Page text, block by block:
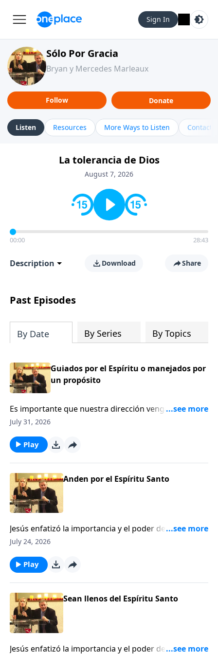
Sign In
Sólo Por Gracia
Bryan y Mercedes Marleaux
Follow Donate
Listen Resources More Ways to Listen Contact
La tolerancia de Dios
August 7, 2026
00:00 28:43
Description Download Share
Past Episodes
By Date By Series By Topics
Guiados por el Espíritu o manejados por
un propósito
Es importante que nuestra dirección venga
primeramente del Espíritu Santo y Él será el que nos
July 31, 2026
Play
Anden por el Espíritu Santo
Jesús enfatizó la importancia y el poder del Espíritu
en la vida del creyente. No solo es esencial ser lleno
poder. Este programa le dará conocimiento para
entender estos aspectos esenciales de la vida
July 24, 2026
Play
Sean llenos del Espíritu Santo
Jesús enfatizó la importancia y el poder del Espíritu